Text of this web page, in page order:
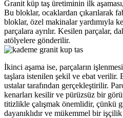
Granit küp taş üretiminin ilk
Bu bloklar, ocaklardan çıkarılarak
bloklar, özel makinalar yardımıyla
parçalara ayrılır. Kesilen parçalar,
atölyelere gönderilir.
İkinci aşama ise, parçaların
taşlara istenilen şekil ve ebat verilir.
ustalar tarafından gerçekleştirilir.
kenarları kesilir ve pürüzsüz bir
titizlikle çalışmak önemlidir, çünkü
dayanıklıdır ve mükemmel bir